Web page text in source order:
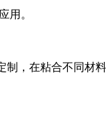
用。
制，在粘合不同材